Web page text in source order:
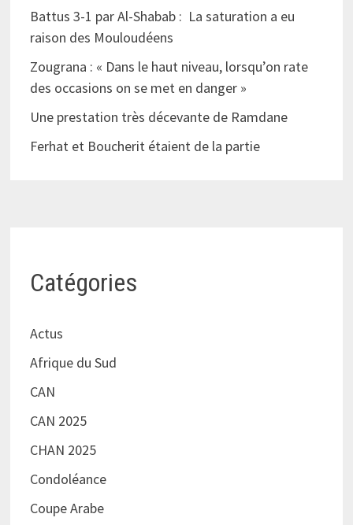
Battus 3-1 par Al-Shabab : La saturation a eu
raison des Mouloudéens
Zougrana : « Dans le haut niveau, lorsqu’on rate
des occasions on se met en danger »
Une prestation très décevante de Ramdane
Ferhat et Boucherit étaient de la partie
Catégories
Actus
Afrique du Sud
CAN
CAN 2025
CHAN 2025
Condoléance
Coupe Arabe